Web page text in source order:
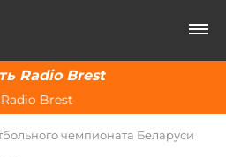
Radio Brest
Brest
чемпионата Беларуси